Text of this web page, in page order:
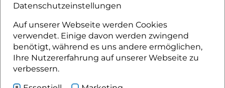
Osttirol Card - Gästekarte
Kulinarik
Dein Bilderbuch
Webcams
Datenschutzeinstellungen
Auf unserer Webseite werden Cookies
verwendet. Einige davon werden zwingend
benötigt, während es uns andere ermöglichen,
Ihre Nutzererfahrung auf unserer Webseite zu
verbessern.